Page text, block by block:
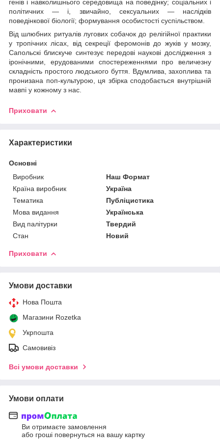
генів і навколишнього середовища на поведінку; соціальних і
політичних — і, звичайно, сексуальних — наслідків
поведінкової біології; формування особистості суспільством.
Від шлюбних ритуалів лугових собачок до релігійної практики
у тропічних лісах, від секреції феромонів до жуків у мозку,
Сапольскі блискуче синтезує передові наукові дослідження з
іронічними, ерудованими спостереженнями про величезну
складність простого людського буття. Вдумлива, захоплива та
пронизана поп-культурою, ця збірка сподобається внутрішній
мавпі у кожному з нас.
Приховати
Характеристики
Основні
Виробник
Наш Формат
Країна виробник
Україна
Тематика
Публіцистика
Мова видання
Українська
Вид палітурки
Твердий
Стан
Новий
Приховати
Умови доставки
Нова Пошта
Магазини Rozetka
Укрпошта
Самовивіз
Всі умови доставки
Умови оплати
Ви отримаєте замовлення
або гроші повернуться на вашу картку